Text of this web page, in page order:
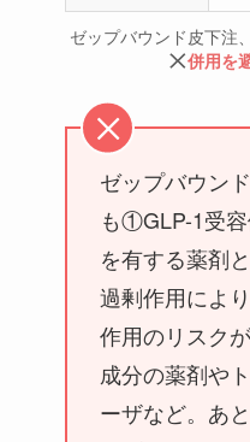
ゼップバウンド皮下注
併用を
ゼップバウン
も①GLP-1受
を有する薬剤
過剰作用によ
作用のリスク
成分の薬剤や
ーザなど。あ